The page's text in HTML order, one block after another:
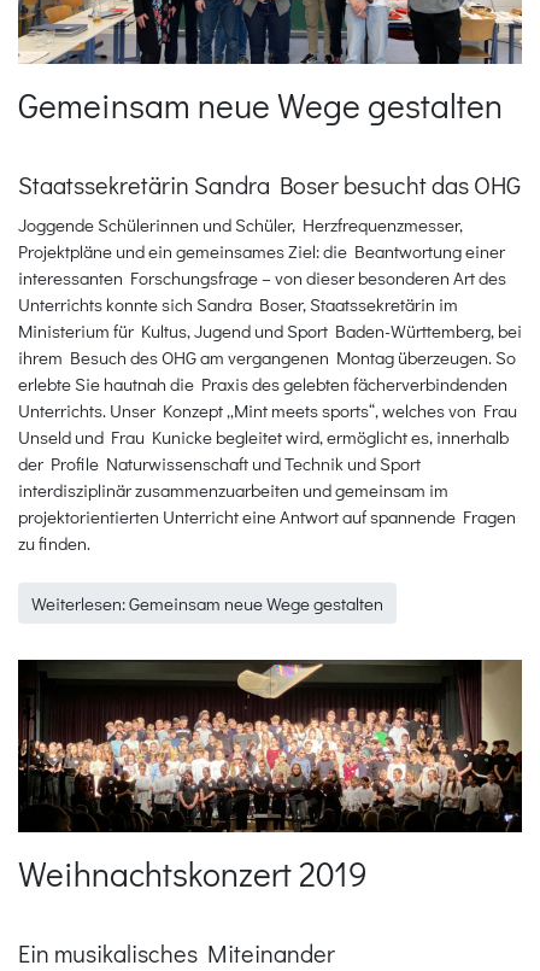
Gemeinsam neue Wege gestalten
Staatssekretärin Sandra Boser besucht das OHG
Joggende Schülerinnen und Schüler, Herzfrequenzmesser,
Projektpläne und ein gemeinsames Ziel: die Beantwortung einer
interessanten Forschungsfrage – von dieser besonderen Art des
Unterrichts konnte sich Sandra Boser, Staatssekretärin im
Ministerium für Kultus, Jugend und Sport Baden-Württemberg, bei
ihrem Besuch des OHG am vergangenen Montag überzeugen. So
erlebte Sie hautnah die Praxis des gelebten fächerverbindenden
Unterrichts. Unser Konzept „Mint meets sports“, welches von Frau
Unseld und Frau Kunicke begleitet wird, ermöglicht es, innerhalb
der Profile Naturwissenschaft und Technik und Sport
interdisziplinär zusammenzuarbeiten und gemeinsam im
projektorientierten Unterricht eine Antwort auf spannende Fragen
zu finden.
Weiterlesen: Gemeinsam neue Wege gestalten
Weihnachtskonzert 2019
Ein musikalisches Miteinander